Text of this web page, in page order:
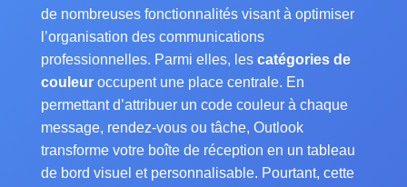
de nombreuses fonctionnalités visant à optimiser
l’organisation des communications
professionnelles. Parmi elles, les catégories de
couleuroccupent une place centrale. En
permettant d’attribuer un code couleur à chaque
message, rendez-vous ou tâche, Outlook
transforme votre boîte de réception en un tableau
de bord visuel et personnalisable. Pourtant, cette